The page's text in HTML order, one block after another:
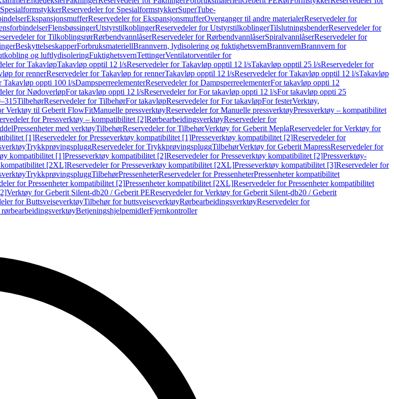
SpesialformstykkerReservedeler for SpesialformstykkerSuperTube-
EkspansjonsmufferReservedeler for EkspansjonsmufferOverganger til andre materialerReservedeler for
FlensbøssingerUtstyrstilkoblingerReservedeler for UtstyrstilkoblingerTilslutningsbenderReservedeler for
for TilkoblingsrørRørbendvannlåserReservedeler for RørbendvannlåserSpiralvannlåserReservedeler for
BeskyttelseskapperForbruksmateriellBrannvern, lydisolering og fuktighetsvernBrannvernBrannvern for
og luftlydisoleringFuktighetsvernTettingerVentilatorventiler for
for TakavløpTakavløp opptil 12 l/sReservedeler for Takavløp opptil 12 l/sTakavløp opptil 25 l/sReservedeler for
for rennerReservedeler for Takavløp for rennerTakavløp opptil 12 l/sReservedeler for Takavløp opptil 12 l/sTakavløp
Takavløp oppti 100 l/sDampsperreelementerReservedeler for DampsperreelementerFor takavløp oppti 12
for NødoverløpFor takavløp oppti 12 l/sReservedeler for For takavløp oppti 12 l/sFor takavløp oppti 25
TilbehørReservedeler for TilbehørFor takavløpReservedeler for For takavløpFor festerVerktøy,
Verktøy til Geberit FlowFitManuelle pressverktøyReservedeler for Manuelle pressverktøyPressverktøy – kompatibilitet
for Pressverktøy – kompatibilitet [2]RørbearbeidingsverktøyReservedeler for
Pressenheter med verktøyTilbehørReservedeler for TilbehørVerktøy for Geberit MeplaReservedeler for Verktøy for
[1]Reservedeler for Presseverktøy kompatibilitet [1]Presseverktøy kompatibilitet [2]Reservedeler for
TrykkprøvingspluggReservedeler for TrykkprøvingspluggTilbehørVerktøy for Geberit MapressReservedeler for
kompatibilitet [1]Presseverktøy kompatibilitet [2]Reservedeler for Presseverktøy kompatibilitet [2]Pressverktøy-
kompatibilitet [2XL]Reservedeler for Presseverktøy kompatibilitet [2XL]Presseverktøy kompatibilitet [3]Reservedeler for
TrykkprøvingspluggTilbehørPressenheterReservedeler for PressenheterPressenheter kompatibilitet
for Pressenheter kompatibilitet [2]Pressenheter kompatibilitet [2XL]Reservedeler for Pressenheter kompatibilitet
Verktøy for Geberit Silent-db20 / Geberit PEReservedeler for Verktøy for Geberit Silent-db20 / Geberit
for ButtsveiseverktøyTilbehør for buttsveiseverktøyRørbearbeidingsverktøyReservedeler for
BetjeningshjelpemidlerFjernkontroller